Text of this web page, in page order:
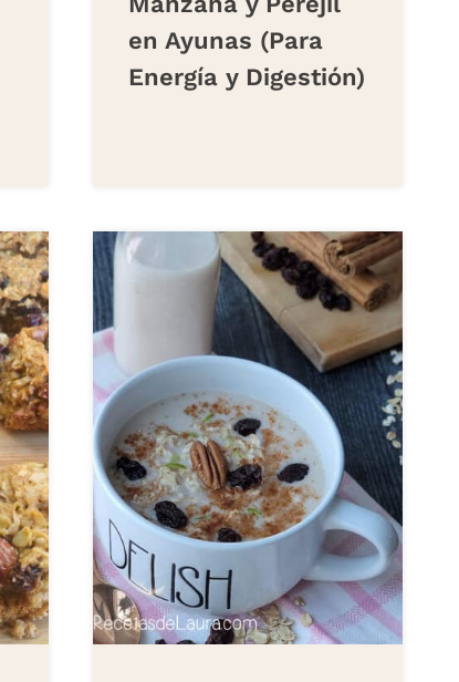
en Ayunas (Para
Energía y Digestión)